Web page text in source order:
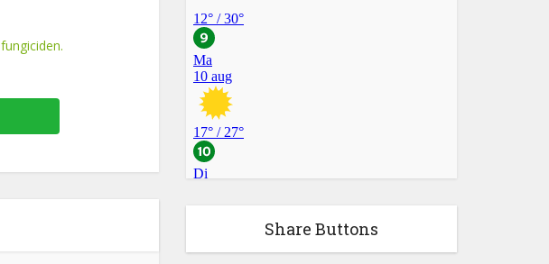
fungiciden.
Share Buttons